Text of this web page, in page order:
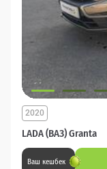
LADA (ВАЗ) Granta
2020
Ваш кешбек